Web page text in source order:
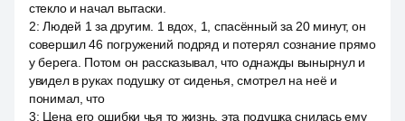
стекло и начал вытаски.
2:Людей 1 за другим. 1 вдох, 1, спасённый за 20 минут, он
совершил 46 погружений подряд и потерял сознание прямо
у берега. Потом он рассказывал, что однажды вынырнул и
увидел в руках подушку от сиденья, смотрел на неё и
понимал, что
3: Цена его ошибки чья то жизнь, эта подушка снилась ему